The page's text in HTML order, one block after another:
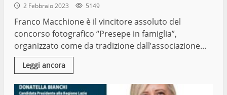
2 Febbraio 2023 5149
Franco Macchione è il vincitore assoluto del
concorso fotografico “Presepe in famiglia”,
organizzato come da tradizione dall’associazione...
Leggi ancora